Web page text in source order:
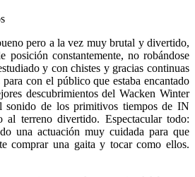
pero a la vez muy brutal y divertido,
posición constantemente, no robándose
y con chistes y gracias continuas
con el público que estaba encantado
descubrimientos del Wacken Winter
sonido de los primitivos tiempos de IN
terreno divertido. Espectacular todo:
una actuación muy cuidada para que
comprar una gaita y tocar como ellos.